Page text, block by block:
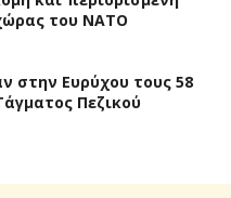
του ΝΑΤΟ
στην Ευρύχου τους 58
Πεζικού